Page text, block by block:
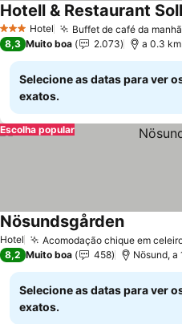
3 EstrelasHotel Buffet de café da
Hotell & Restaurant
8,3 Muito boa 2.073 a 0.3
Selecione as datas para ver
exatos.
Escolha popular
Hotel Acomodação chique em
NösundsgårdenVer preços
8,2 Muito boa 458 Nösund, a
Selecione as datas para ver
exatos.